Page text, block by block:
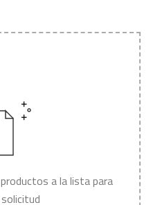
a la lista para